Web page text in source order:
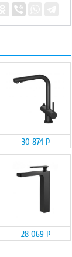
30 874 Р
28 069 Р